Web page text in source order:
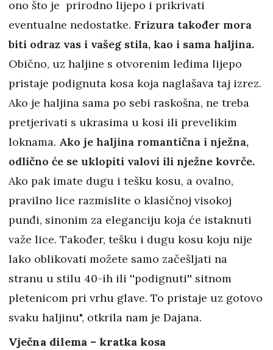
ono što je prirodno lijepo i prikrivati
eventualne nedostatke. Frizura također mora
biti odraz vas i vašeg stila, kao i sama haljina.
Obično, uz haljine s otvorenim leđima lijepo
pristaje podignuta kosa koja naglašava taj izrez.
Ako je haljina sama po sebi raskošna, ne treba
pretjerivati s ukrasima u kosi ili prevelikim
loknama. Ako je haljina romantična i nježna,
odlično će se uklopiti valovi ili nježne kovrče.
Ako pak imate dugu i tešku kosu, a ovalno,
pravilno lice razmislite o klasičnoj visokoj
punđi, sinonim za eleganciju koja će istaknuti
važe lice. Također, tešku i dugu kosu koju nije
lako oblikovati možete samo začešljati na
stranu u stilu 40-ih ili ''podignuti'' sitnom
pletenicom pri vrhu glave. To pristaje uz gotovo
svaku haljinu", otkrila nam je Dajana.
Vječna dilema – kratka kosa